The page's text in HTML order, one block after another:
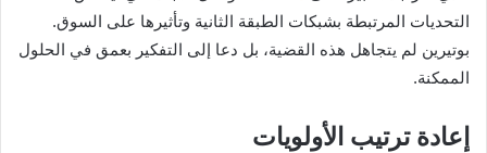
التحديات المرتبطة بشبكات الطبقة الثانية وتأثيرها على السوق.
بوتيرين لم يتجاهل هذه القضية، بل دعا إلى التفكير بعمق في الحلول
الممكنة.
إعادة ترتيب الأولويات